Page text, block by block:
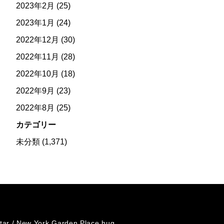
2023年2月 (25)
2023年1月 (24)
2022年12月 (30)
2022年11月 (28)
2022年10月 (18)
2022年9月 (23)
2022年8月 (25)
カテゴリー
未分類(1,371)